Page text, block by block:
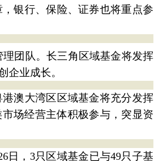
银行、保险、证券也将重点参
团队。长三角区域基金将发挥
企业成长。
澳大湾区区域基金将充分发挥
场经营主体积极参与，突显资
日，3只区域基金已与49只子基